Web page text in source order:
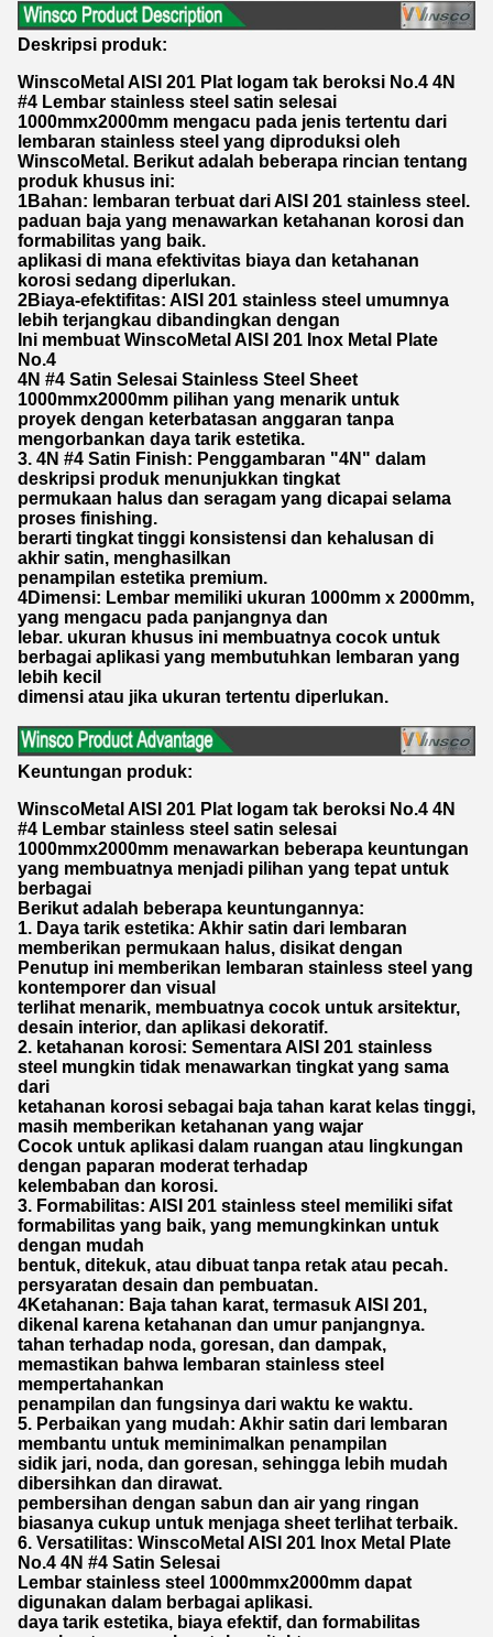
Deskripsi produk:
WinscoMetal AISI 201 Plat logam tak beroksi No.4 4N
#4 Lembar stainless steel satin selesai
1000mmx2000mm mengacu pada jenis tertentu dari
lembaran stainless steel yang diproduksi oleh
WinscoMetal. Berikut adalah beberapa rincian tentang
produk khusus ini:
1Bahan: lembaran terbuat dari AISI 201 stainless steel.
paduan baja yang menawarkan ketahanan korosi dan
formabilitas yang baik.
aplikasi di mana efektivitas biaya dan ketahanan
korosi sedang diperlukan.
2Biaya-efektifitas: AISI 201 stainless steel umumnya
lebih terjangkau dibandingkan dengan
Ini membuat WinscoMetal AISI 201 Inox Metal Plate
No.4
4N #4 Satin Selesai Stainless Steel Sheet
1000mmx2000mm pilihan yang menarik untuk
proyek dengan keterbatasan anggaran tanpa
mengorbankan daya tarik estetika.
3. 4N #4 Satin Finish: Penggambaran "4N" dalam
deskripsi produk menunjukkan tingkat
permukaan halus dan seragam yang dicapai selama
proses finishing.
berarti tingkat tinggi konsistensi dan kehalusan di
akhir satin, menghasilkan
penampilan estetika premium.
4Dimensi: Lembar memiliki ukuran 1000mm x 2000mm,
yang mengacu pada panjangnya dan
lebar. ukuran khusus ini membuatnya cocok untuk
berbagai aplikasi yang membutuhkan lembaran yang
lebih kecil
dimensi atau jika ukuran tertentu diperlukan.
Keuntungan produk:
WinscoMetal AISI 201 Plat logam tak beroksi No.4 4N
#4 Lembar stainless steel satin selesai
1000mmx2000mm menawarkan beberapa keuntungan
yang membuatnya menjadi pilihan yang tepat untuk
berbagai
Berikut adalah beberapa keuntungannya:
1. Daya tarik estetika: Akhir satin dari lembaran
memberikan permukaan halus, disikat dengan
Penutup ini memberikan lembaran stainless steel yang
kontemporer dan visual
terlihat menarik, membuatnya cocok untuk arsitektur,
desain interior, dan aplikasi dekoratif.
2. ketahanan korosi: Sementara AISI 201 stainless
steel mungkin tidak menawarkan tingkat yang sama
dari
ketahanan korosi sebagai baja tahan karat kelas tinggi,
masih memberikan ketahanan yang wajar
Cocok untuk aplikasi dalam ruangan atau lingkungan
dengan paparan moderat terhadap
kelembaban dan korosi.
3. Formabilitas: AISI 201 stainless steel memiliki sifat
formabilitas yang baik, yang memungkinkan untuk
dengan mudah
bentuk, ditekuk, atau dibuat tanpa retak atau pecah.
persyaratan desain dan pembuatan.
4Ketahanan: Baja tahan karat, termasuk AISI 201,
dikenal karena ketahanan dan umur panjangnya.
tahan terhadap noda, goresan, dan dampak,
memastikan bahwa lembaran stainless steel
mempertahankan
penampilan dan fungsinya dari waktu ke waktu.
5. Perbaikan yang mudah: Akhir satin dari lembaran
membantu untuk meminimalkan penampilan
sidik jari, noda, dan goresan, sehingga lebih mudah
dibersihkan dan dirawat.
pembersihan dengan sabun dan air yang ringan
biasanya cukup untuk menjaga sheet terlihat terbaik.
6. Versatilitas: WinscoMetal AISI 201 Inox Metal Plate
No.4 4N #4 Satin Selesai
Lembar stainless steel 1000mmx2000mm dapat
digunakan dalam berbagai aplikasi.
daya tarik estetika, biaya efektif, dan formabilitas